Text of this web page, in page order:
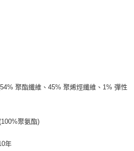
聚酯纖維、45% 聚烯烴纖維、1% 彈性
聚氨酯)
年